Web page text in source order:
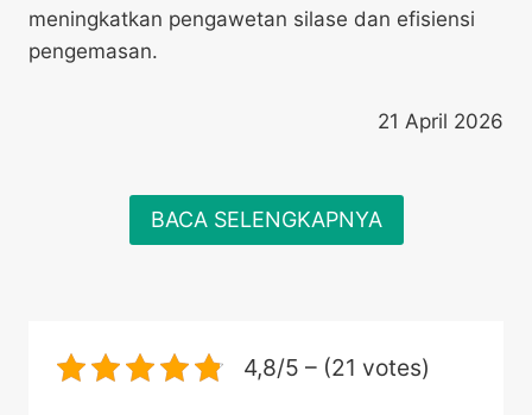
meningkatkan pengawetan silase dan efisiensi
pengemasan.
21 April 2026
BACA SELENGKAPNYA
4,8/5 – (21 votes)